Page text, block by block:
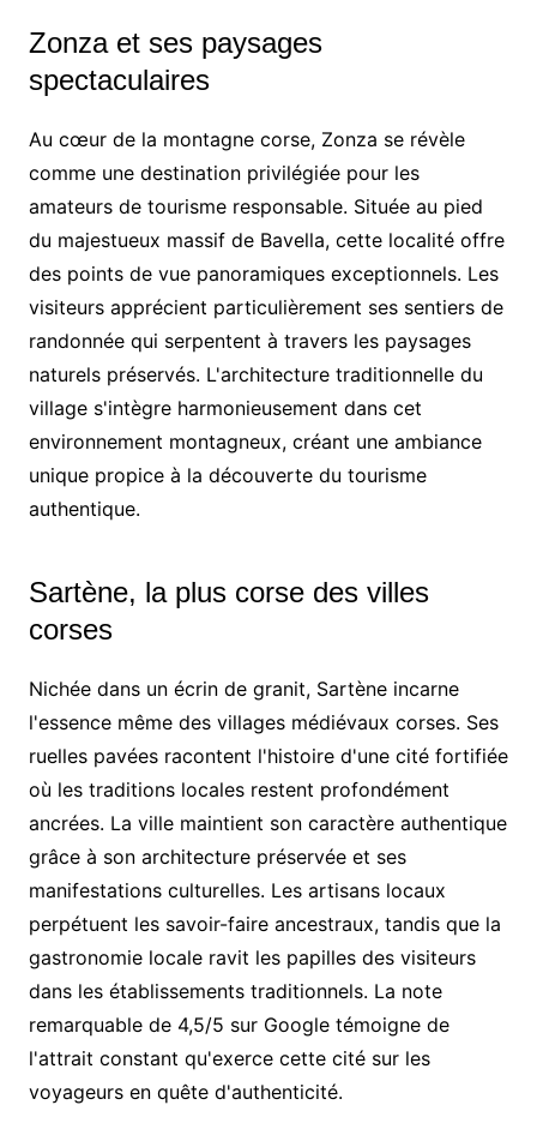
Zonza et ses paysages
spectaculaires
Au cœur de la montagne corse, Zonza se révèle
comme une destination privilégiée pour les
amateurs de tourisme responsable. Située au pied
du majestueux massif de Bavella, cette localité offre
des points de vue panoramiques exceptionnels. Les
visiteurs apprécient particulièrement ses sentiers de
randonnée qui serpentent à travers les paysages
naturels préservés. L'architecture traditionnelle du
village s'intègre harmonieusement dans cet
environnement montagneux, créant une ambiance
unique propice à la découverte du tourisme
authentique.
Sartène, la plus corse des villes
corses
Nichée dans un écrin de granit, Sartène incarne
l'essence même des villages médiévaux corses. Ses
ruelles pavées racontent l'histoire d'une cité fortifiée
où les traditions locales restent profondément
ancrées. La ville maintient son caractère authentique
grâce à son architecture préservée et ses
manifestations culturelles. Les artisans locaux
perpétuent les savoir-faire ancestraux, tandis que la
gastronomie locale ravit les papilles des visiteurs
dans les établissements traditionnels. La note
remarquable de 4,5/5 sur Google témoigne de
l'attrait constant qu'exerce cette cité sur les
voyageurs en quête d'authenticité.